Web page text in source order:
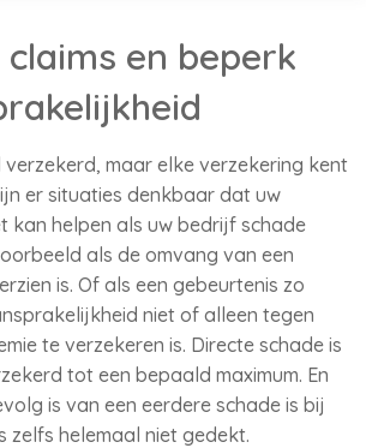
en beperk
verzekerd, maar elke verzekering kent
er situaties denkbaar dat uw
kan helpen als uw bedrijf schade
als de omvang van een
is. Of als een gebeurtenis zo
niet of alleen tegen
te verzekeren is. Directe schade is
tot een bepaald maximum. En
is van een eerdere schade is bij
zelfs helemaal niet gedekt.